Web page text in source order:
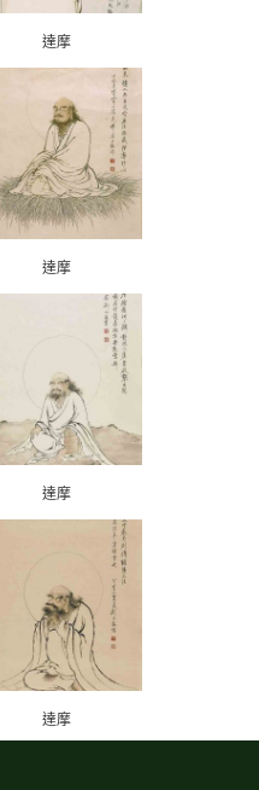
達摩
達摩
達摩
達摩